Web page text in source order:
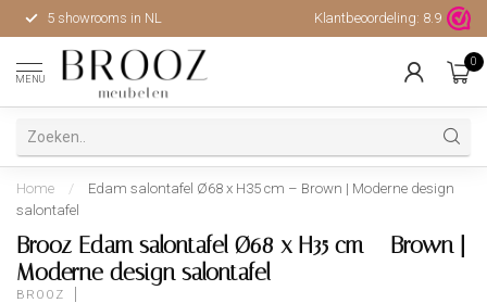
5 showrooms in NL Hoge kwaliteit, uitstekende
Klantbeoordeling: 8.9
MENU
0
Home /
Edam salontafel Ø68 x H35 cm – Brown | Moderne design
salontafel
Brooz Edam salontafel Ø68 x H35 cm – Brown |
Moderne design salontafel
BROOZ